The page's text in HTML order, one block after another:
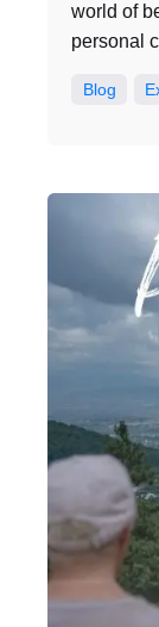
world of
personal
Blog